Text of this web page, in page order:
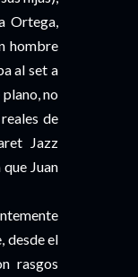
Ortega,
hombre
al set a
no
de
Jazz
Juan
desde el
rasgos